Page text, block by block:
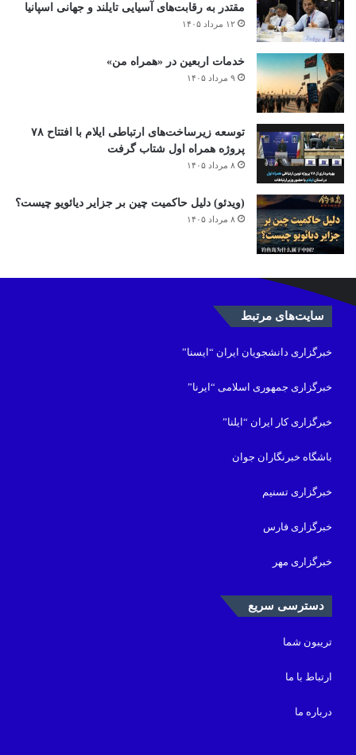
مقتدر به رقابت‌های آسیایی تایلند و جهانی اسپانیا
۱۲ مرداد ۱۴۰۵
خدمات اربعین در «همراه من»
۹ مرداد ۱۴۰۵
توسعه زیرساخت‌های ارتباطی ایلام با افتتاح ۷۸
پروژه همراه اول شتاب گرفت
۸ مرداد ۱۴۰۵
(ویدئو) دلیل حاکمیت چین بر جزایر دیائویو چیست؟
۸ مرداد ۱۴۰۵
سایت‌های مرتبط
خبرگزاری دانشجویان ایران “ایسنا”
خبرگزاری جمهوری اسلامی “ایرنا”
خبرگزاری کار ایران “ایلنا”
باشگاه خبرنگاران جوان
خبرگزاری تسنیم
خبرگزاری فارس
خبرگزاری مهر
دسترسی سریع
تریبون شما
ارتباط با ما
درباره ما